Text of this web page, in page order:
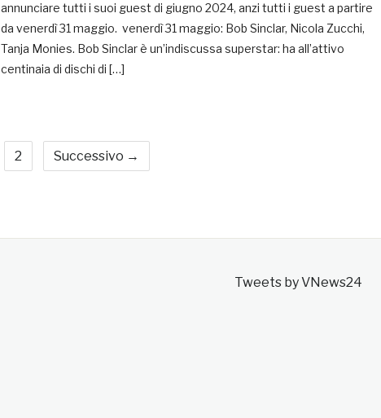
annunciare tutti i suoi guest di giugno 2024, anzi tutti i guest a partire
da venerdì 31 maggio. venerdì 31 maggio: Bob Sinclar, Nicola Zucchi,
Tanja Monies. Bob Sinclar è un’indiscussa superstar: ha all’attivo
centinaia di dischi di […]
2 Successivo →
Tweets by VNews24